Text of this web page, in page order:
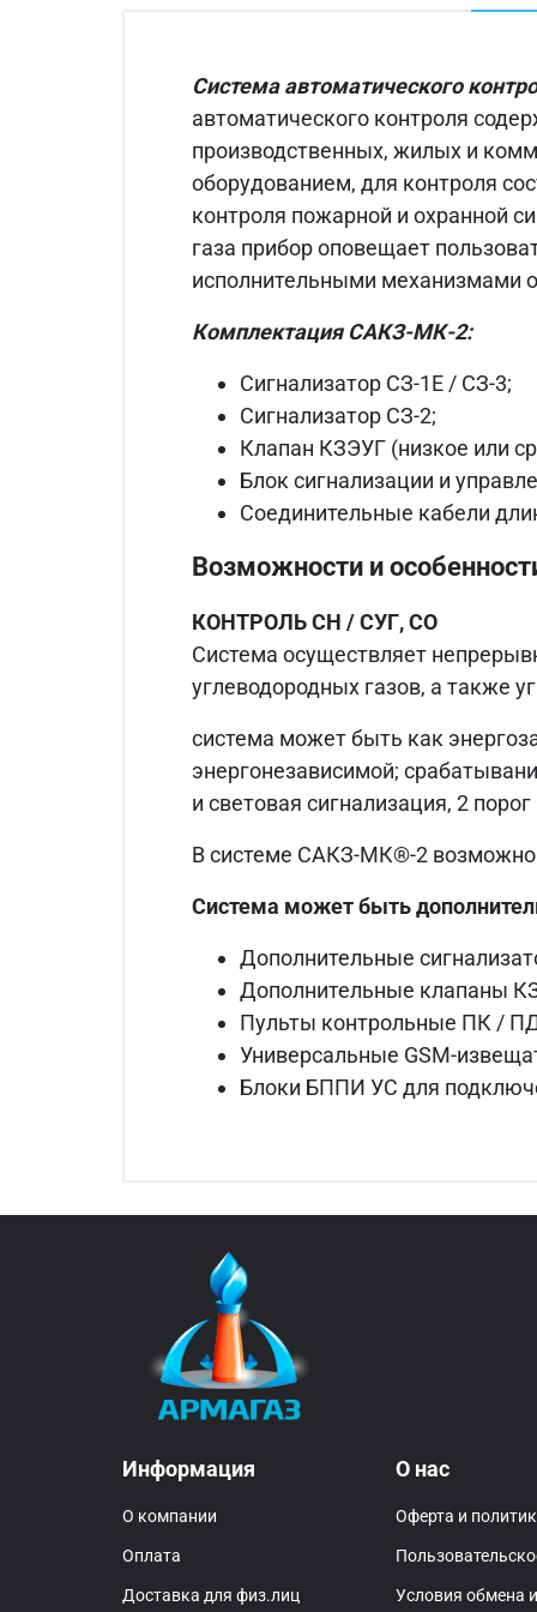
Система автоматического
автоматического контроля
производственных, жилых и
оборудованием, для контроля
контроля пожарной и охранной
газа прибор оповещает
исполнительными механизмами
Комплектация САКЗ-МК-2:
Сигнализатор СЗ-1Е / СЗ-3;
Сигнализатор СЗ-2;
Клапан КЗЭУГ (низкое или
Блок сигнализации и
Соединительные кабели
Возможности и
КОНТРОЛЬ СН / СУГ, СО
Система осуществляет
углеводородных газов, а также
система может быть как
энергонезависимой;
и световая сигнализация, 2
В системе САКЗ-МК®-2 возможно
Система может быть
Дополнительные
Дополнительные клапаны
Пульты контрольные ПК /
Универсальные GSM-
Блоки БППИ УС для
Информация
О компании
Оплата
Доставка для физ.лиц
О нас
Оферта и
Условия обмена